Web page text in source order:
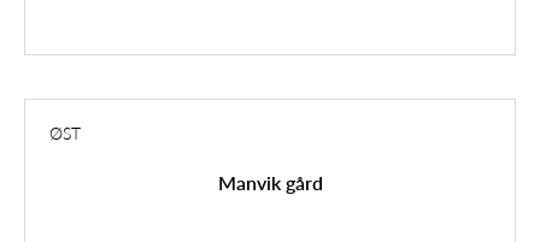
ØST
Manvik gård